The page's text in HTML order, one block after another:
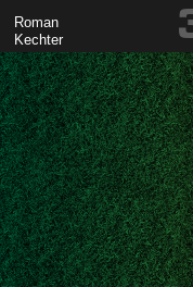

